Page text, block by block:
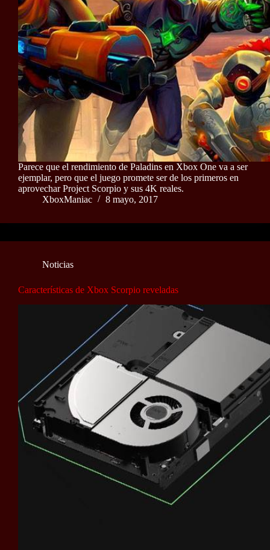
Parece que el rendimiento de Paladins en Xbox One va a ser
ejemplar, pero que el juego promete ser de los primeros en
aprovechar Project Scorpio y sus 4K reales.
XboxManiac
8 mayo, 2017
Noticias
Características de Xbox Scorpio reveladas